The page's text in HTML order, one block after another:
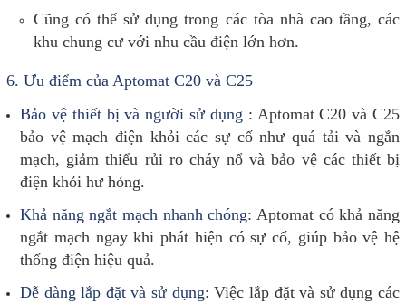
Cũng có thể sử dụng trong các tòa nhà cao tầng, các
khu chung cư với nhu cầu điện lớn hơn.
6. Ưu điểm của Aptomat C20 và C25
Bảo vệ thiết bị và người sử dụng : Aptomat C20 và C25
bảo vệ mạch điện khỏi các sự cố như quá tải và ngắn
mạch, giảm thiểu rủi ro cháy nổ và bảo vệ các thiết bị
điện khỏi hư hỏng.
Khả năng ngắt mạch nhanh chóng: Aptomat có khả năng
ngắt mạch ngay khi phát hiện có sự cố, giúp bảo vệ hệ
thống điện hiệu quả.
Dễ dàng lắp đặt và sử dụng: Việc lắp đặt và sử dụng các